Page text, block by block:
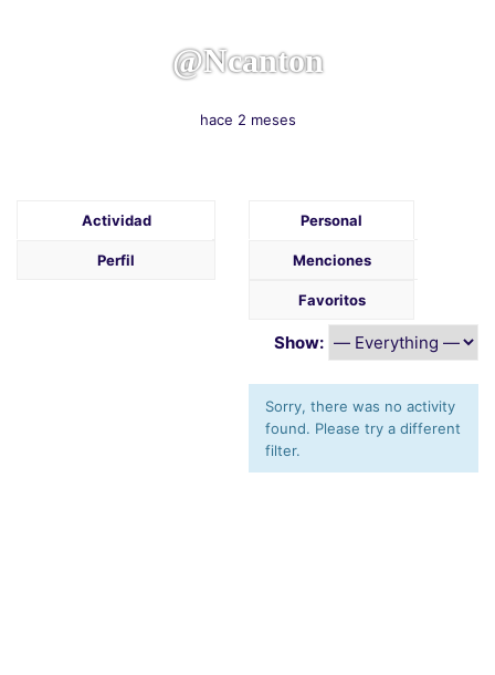
@ncanton
hace 2 meses
Actividad
Perfil
Personal
Menciones
Favoritos
Show:
Sorry, there was no activity
found. Please try a different
filter.